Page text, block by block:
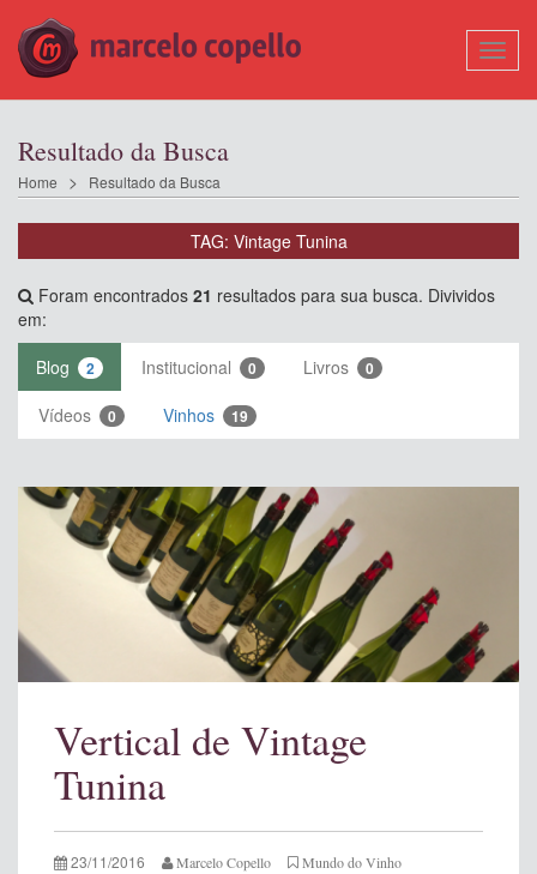
Resultado da Busca
Home Resultado da Busca
TAG: Vintage Tunina
Foram encontrados 21 resultados para sua busca. Divividos
em:
Blog
2 Institucional 0 Livros 0
Vídeos 0 Vinhos 19
Vertical de Vintage
Tunina
23/11/2016 Marcelo Copello Mundo do Vinho